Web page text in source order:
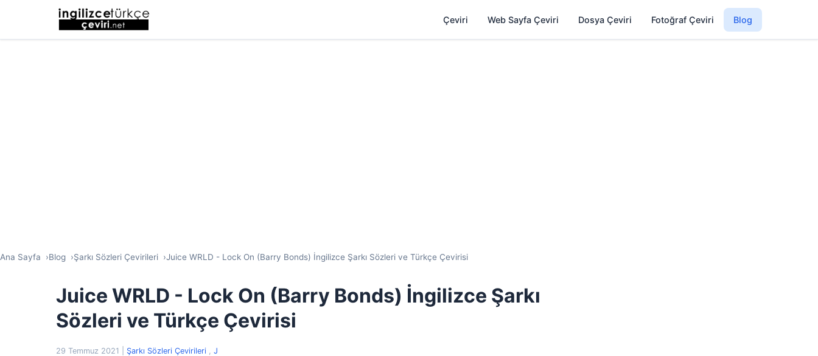
Çeviri Web Sayfa Çeviri Dosya Çeviri Fotoğraf Çeviri Blog
Ana Sayfa Blog Şarkı Sözleri Çevirileri Juice WRLD - Lock On (Barry Bonds) İngilizce Şarkı Sözleri ve Türkçe Çevirisi
Juice WRLD - Lock On (Barry Bonds) İngilizce Şarkı
Sözleri ve Türkçe Çevirisi
29 Temmuz 2021 Şarkı Sözleri Çevirileri , J